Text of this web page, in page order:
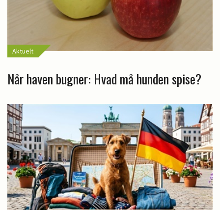
Aktuelt
Når haven bugner: Hvad må hunden spise?